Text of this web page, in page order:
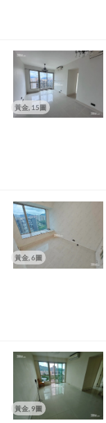
黃金, 15圖
黃金, 6圖
黃金, 9圖